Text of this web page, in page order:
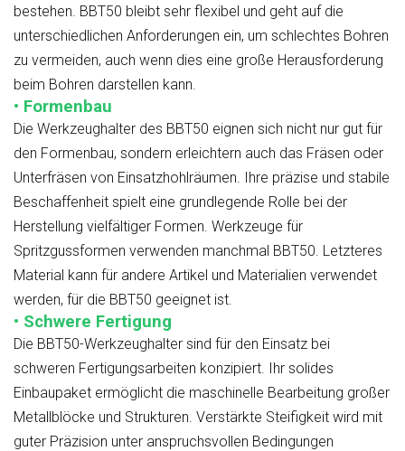
bestehen. BBT50 bleibt sehr flexibel und geht auf die
unterschiedlichen Anforderungen ein, um schlechtes Bohren
zu vermeiden, auch wenn dies eine große Herausforderung
beim Bohren darstellen kann.
• Formenbau
Die Werkzeughalter des BBT50 eignen sich nicht nur gut für
den Formenbau, sondern erleichtern auch das Fräsen oder
Unterfräsen von Einsatzhohlräumen. Ihre präzise und stabile
Beschaffenheit spielt eine grundlegende Rolle bei der
Herstellung vielfältiger Formen. Werkzeuge für
Spritzgussformen verwenden manchmal BBT50. Letzteres
Material kann für andere Artikel und Materialien verwendet
werden, für die BBT50 geeignet ist.
• Schwere Fertigung
Die BBT50-Werkzeughalter sind für den Einsatz bei
schweren Fertigungsarbeiten konzipiert. Ihr solides
Einbaupaket ermöglicht die maschinelle Bearbeitung großer
Metallblöcke und Strukturen. Verstärkte Steifigkeit wird mit
guter Präzision unter anspruchsvollen Bedingungen